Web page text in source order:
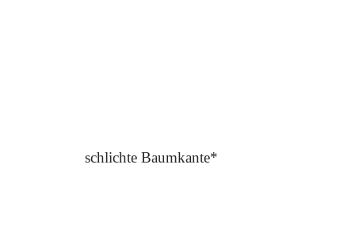
schlichte Baumkante*